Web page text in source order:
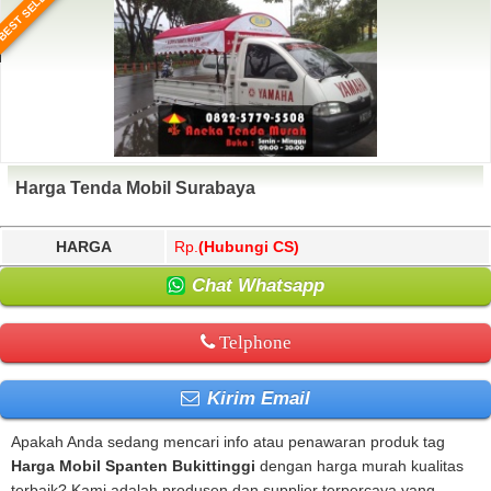
Harga Tenda Mobil Surabaya
HARGA Rp. (Hubungi CS)
Chat Whatsapp
Telphone
Kirim Email
Apakah Anda sedang mencari info atau penawaran produk tag
Harga Mobil Spanten Bukittinggi dengan harga murah kualitas